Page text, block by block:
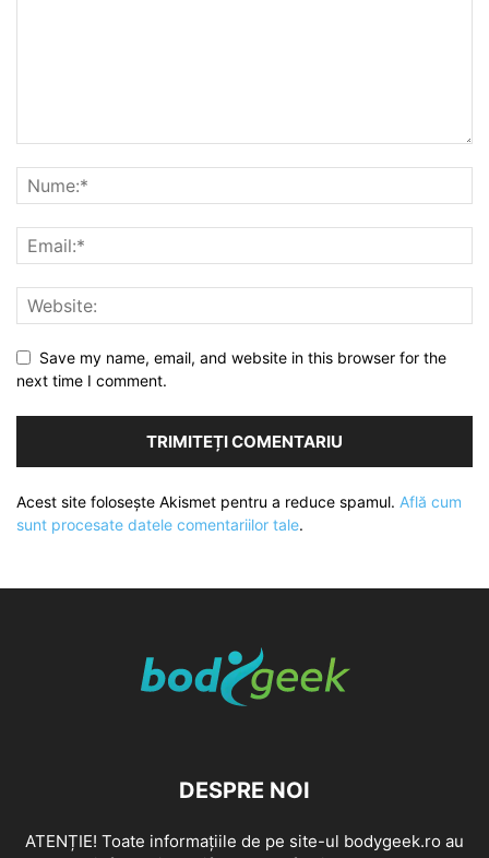
Save my name, email, and website in this browser for the
next time I comment.
Acest site folosește Akismet pentru a reduce spamul. Află cum
sunt procesate datele comentariilor tale.
DESPRE NOI
ATENȚIE! Toate informațiile de pe site-ul bodygeek.ro au